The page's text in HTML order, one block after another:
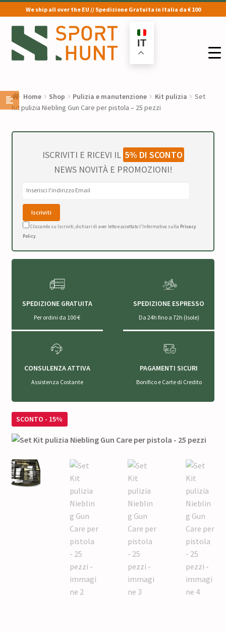
We ship all over the EU // Spedizione Gratuita in Italia da € 100
Vai
alla
navigazione
Vai
al
contenuto
IT
Home Shop Pulizia e manutenzione Kit pulizia
Set
Kit pulizia Niebling Gun Care per pistola – 25 pezzi
ISCRIVITI E RICEVI IL 5% DI SCONTO
NEWS NOVITÀ E PROMOZIONI!
Cliccando su Iscriviti, dichiari di aver letto e accettato l'Informativa sulla Privacy
Policy.
SPEDIZIONE GRATUITA
Per ordini da 100 €
SPEDIZIONE ESPRESSO
Da 24h fino a 72h (Isole)
CONSULENZA ATTIVA
Assistenza Costante
PAGAMENTI SICURI
Bonifico e Carte di Credito
SCONTO - 15%